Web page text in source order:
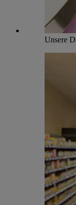
Unsere